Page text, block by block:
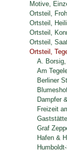
Motive,
Ortsteil,
Ortsteil,
Ortsteil,
Ortsteil,
Ortsteil,
A.
Am
Berliner
Dampfer
Freizeit
Graf
Hafen &